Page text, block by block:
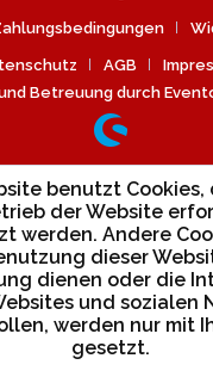
AGB
Betreuung durch
benutzt
der Website
werden. Andere
dieser
dienen oder die
und sozialen
werden nur mit
gesetzt.